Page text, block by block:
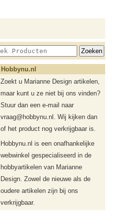
Hobbynu.nl
Zoekt u Marianne Design artikelen,
maar kunt u ze niet bij ons vinden?
Stuur dan een e-mail naar
vraag@hobbynu.nl. Wij kijken dan
of het product nog verkrijgbaar is.
Hobbynu.nl is een onafhankelijke
webwinkel gespecialiseerd in de
hobbyartikelen van Marianne
Design. Zowel de nieuwe als de
oudere artikelen zijn bij ons
verkrijgbaar.